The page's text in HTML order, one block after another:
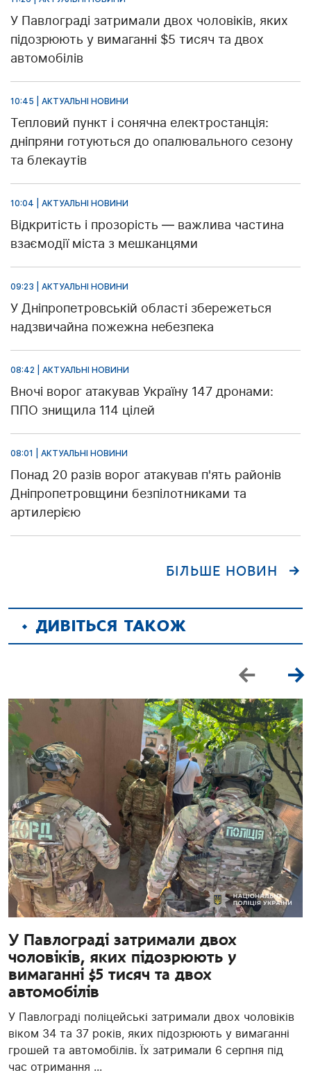
У Павлограді затримали двох чоловіків, яких
підозрюють у вимаганні $5 тисяч та двох
автомобілів
10:45 | АКТУАЛЬНІ НОВИНИ
Тепловий пункт і сонячна електростанція:
дніпряни готуються до опалювального сезону
та блекаутів
10:04 | АКТУАЛЬНІ НОВИНИ
Відкритість і прозорість — важлива частина
взаємодії міста з мешканцями
09:23 | АКТУАЛЬНІ НОВИНИ
У Дніпропетровській області збережеться
надзвичайна пожежна небезпека
08:42 | АКТУАЛЬНІ НОВИНИ
Вночі ворог атакував Україну 147 дронами:
ППО знищила 114 цілей
08:01 | АКТУАЛЬНІ НОВИНИ
Понад 20 разів ворог атакував п'ять районів
Дніпропетровщини безпілотниками та
артилерією
БІЛЬШЕ НОВИН
ДИВІТЬСЯ ТАКОЖ
У Павлограді затримали двох
чоловіків, яких підозрюють у
вимаганні $5 тисяч та двох
автомобілів
У Павлограді поліцейські затримали двох чоловіків
віком 34 та 37 років, яких підозрюють у вимаганні
грошей та автомобілів. Їх затримали 6 серпня під
час отримання ...